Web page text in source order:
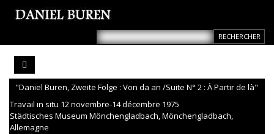
"Daniel Buren, Zweite Folge : Von da an /Suite N° 2 : À Partir de là"
Travail in situ 12 novembre-14 décembre 1975
Städtisches Museum Mönchengladbach, Mönchengladbach,
Allemagne